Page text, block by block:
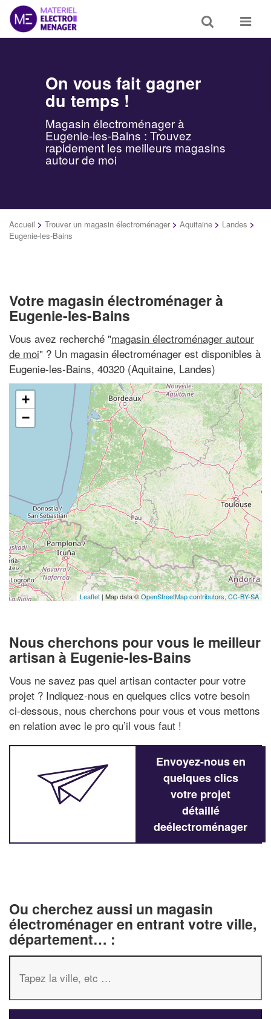
Toggle
search
Toggle
On vous fait gagner
du temps !
Magasin électroménager à
Eugenie-les-Bains : Trouvez
rapidement les meilleurs magasins
autour de moi
Accueil > Trouver un magasin électroménager > Aquitaine > Landes >
Eugenie-les-Bains
Votre magasin électroménager à
Eugenie-les-Bains
Vous avez recherché "magasin électroménager autour
de moi" ? Un magasin électroménager est disponibles à
Eugenie-les-Bains, 40320 (Aquitaine, Landes)
+
−
Leaflet | Map data ©OpenStreetMap contributors, CC-BY-SA
Nous cherchons pour vous le meilleur
artisan à Eugenie-les-Bains
Vous ne savez pas quel artisan contacter pour votre
projet ? Indiquez-nous en quelques clics votre besoin
ci-dessous, nous cherchons pour vous et vous mettons
en relation avec le pro qu’il vous faut !
Envoyez-nous en
quelques clics
votre projet
détaillé
deélectroménager
Ou cherchez aussi un magasin
électroménager en entrant votre ville,
département… :